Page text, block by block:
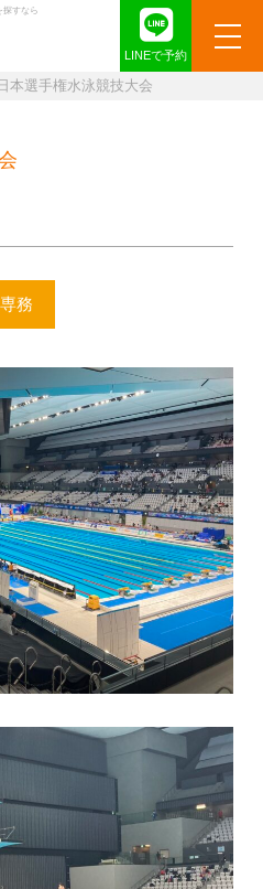
探すなら
LINEで予約
日本選手権水泳競技大会
務